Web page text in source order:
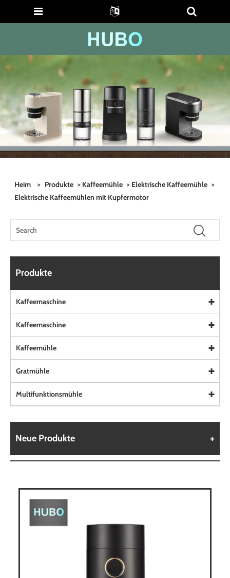
Heim > Produkte > Kaffeemühle > Elektrische Kaffeemühle >
Elektrische Kaffeemühlen mit Kupfermotor
Produkte
Kaffeemaschine
Kaffeemaschine
Kaffeemühle
Gratmühle
Multifunktionsmühle
Neue Produkte